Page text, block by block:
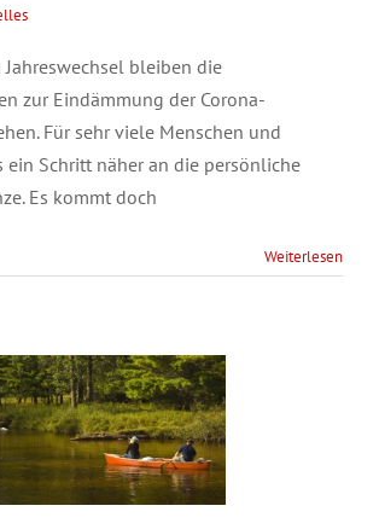
Jahreswechsel bleiben die
zur Eindämmung der Corona-
Für sehr viele Menschen und
ein Schritt näher an die persönliche
Es kommt doch
Weiterlesen